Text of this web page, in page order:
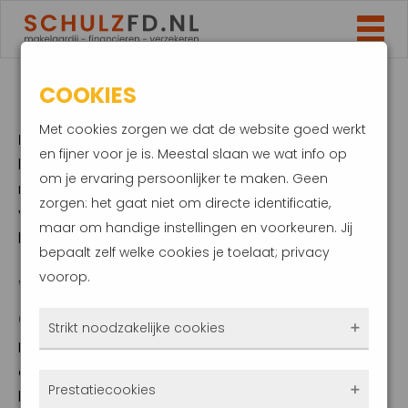
HYPOTHEEK OMZETTEN
Hypotheek omzetten? Het omzetten van uw
hypotheek kan u veel geld besparen – zeker nu de
rentes historisch laag zijn. Wilt u weten of oversluiten
voor u ook voordelig is? Onze hypotheek experts
helpen u graag verder.
WAT IS EEN HYPOTHEEK
OMZETTEN?
Bij hypotheek omzetten, het wordt ook wel
oversluiten genoemd, lost u uw bestaande
hypotheek af en sluit u een nieuwe af. Dit kan zowel
COOKIES
Met cookies zorgen we dat de website goed werkt
en fijner voor je is. Meestal slaan we wat info op
om je ervaring persoonlijker te maken. Geen
zorgen: het gaat niet om directe identificatie,
maar om handige instellingen en voorkeuren. Jij
bepaalt zelf welke cookies je toelaat; privacy
voorop.
Strikt noodzakelijke cookies
Prestatiecookies